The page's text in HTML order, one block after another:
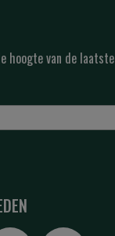
hoogte van de laatste